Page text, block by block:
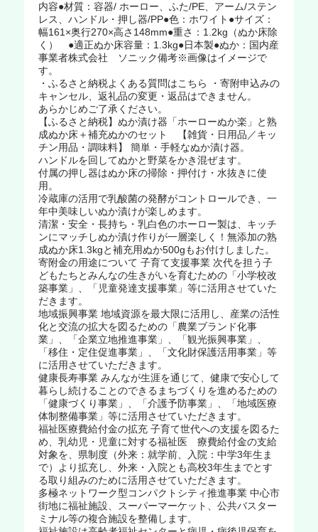
内容●材質：容器/ ホーロー、ふた/PE、アーム/ステン
レス、ハンドル・押し器/PP●色：ホワイト●サイズ：
幅161×奥行270×高さ148mm●重さ：1.2kg（ぬか床除
く） ●適正ぬか床容量：1.3kg●日本製●ぬか：国内産
事業者株式会社 ソニック備考※画像はイメージで
す。
・ふるさと納税よくある質問はこちら ・寄附申込みの
キャンセル、返礼品の変更・返品はできません。
あらかじめご了承ください。
【ふるさと納税】ぬか漬け器「ホーローぬか楽」と熟
成ぬか床＋補充ぬかのセット 【雑貨・日用品／キッ
チン用品・調味料】 簡単・手軽なぬか漬け器。
ハンドルを回してぬかと野菜をかき混ぜます。
付属の押し器はぬか床の掃除・押付け・水抜きに使
用。
冷蔵庫の活用で乳酸菌の発酵がコントロールでき、一
年中美味しいぬか漬けが楽しめます。
清潔・安全・長持ち・乳白色のホーロー製は、キッチ
ンにマッチしぬか漬け作りが一層楽しく！無添加の熟
成ぬか床1.3kgと補充用ぬか500gもお付けしました。
寄附金の用途について 子育て支援事業 次代を担う子
どもたちとみんなの生きがいを育むための「小学校改
築事業」、「児童発達支援事業」等に活用させていた
だきます。
地域振興事業 地域資源を最大限に活用し、産業の活性
化と交流の拡大を図るための「農業ブランド化事
業」、「企業立地推進事業」、「観光振興事業」、
「移住・定住促進事業」、「文化財保護活用事業」等
に活用させていただきます。
健康長寿事業 みんなが生涯を通じて、健康で安心して
暮らし続けることのできるまちづくりを進めるための
「健康づくり事業」、「介護予防事業」、「地域医療
体制整備事業」等に活用させていただきます。
福祉医療費給付金の拡充 子育て世代への支援を図るた
め、乳幼児・児童に対する福祉医 療費給付金の支給
対象を、県制度（外来：就学前、入院：中学3年生ま
で）より拡充し、外来・入院とも高校3年生までとす
る取り組みのために活用させていただきます。
多極ネットワーク型コンパクトシティ推進事業 中心市
街地に福祉施設、スーパーマーケット、公共バスター
ミナル等の複合施設を整備します。